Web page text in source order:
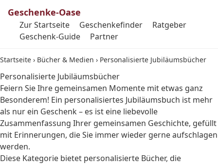
Geschenke-Oase
Zur Startseite Geschenkefinder
Ratgeber
Geschenk-Guide
Partner
Startseite › Bücher & Medien › Personalisierte Jubiläumsbücher
Personalisierte Jubiläumsbücher
Feiern Sie Ihre gemeinsamen Momente mit etwas ganz
Besonderem! Ein personalisiertes Jubiläumsbuch ist mehr
als nur ein Geschenk – es ist eine liebevolle
Zusammenfassung Ihrer gemeinsamen Geschichte, gefüllt
mit Erinnerungen, die Sie immer wieder gerne aufschlagen
werden.
Diese Kategorie bietet personalisierte Bücher, die